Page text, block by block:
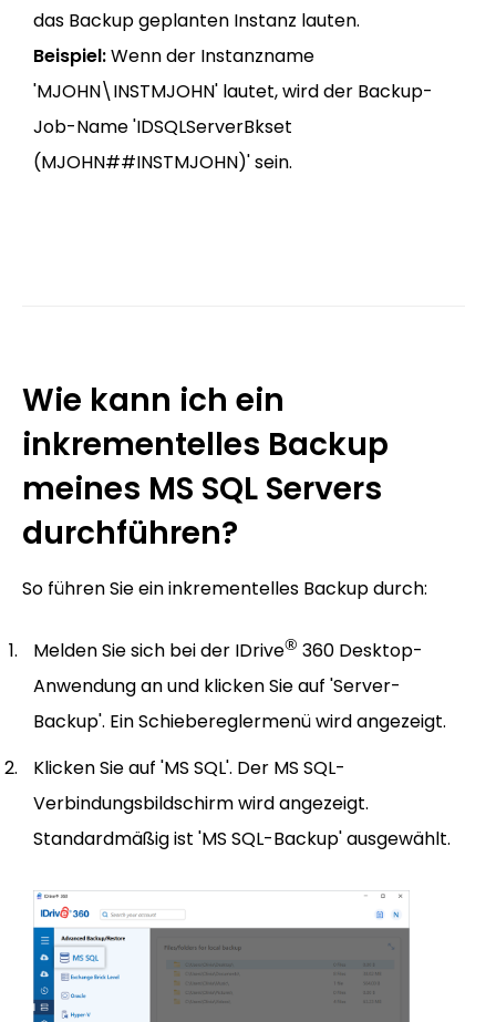
das Backup geplanten Instanz lauten.
Beispiel:Wenn der Instanzname
'MJOHN\INSTMJOHN' lautet, wird der Backup-
Job-Name 'IDSQLServerBkset
(MJOHN##INSTMJOHN)' sein.
Wie kann ich ein
inkrementelles Backup
meines MS SQL Servers
durchführen?
So führen Sie ein inkrementelles Backup durch:
Melden Sie sich bei der IDrive® 360 Desktop-
Anwendung an und klicken Sie auf 'Server-
Backup'. Ein Schiebereglermenü wird angezeigt.
Klicken Sie auf 'MS SQL'. Der MS SQL-
Verbindungsbildschirm wird angezeigt.
Standardmäßig ist 'MS SQL-Backup' ausgewählt.